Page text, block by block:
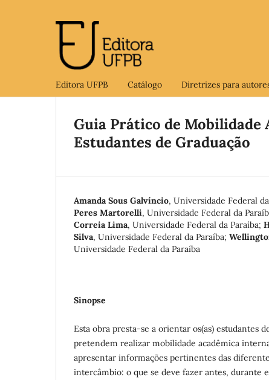
Editora UFPB Catálogo Diretrizes para
Guia Prático de
Estudantes de Graduação
Amanda Sous Galvíncio, Universidade Federal
Peres Martorelli, Universidade Federal da
Correia Lima, Universidade Federal da Paraíba;
Silva, Universidade Federal da Paraíba;
Universidade Federal da Paraíba
Sinopse
Esta obra presta-se a orientar os(as) estudantes
pretendem realizar mobilidade acadêmica
apresentar informações pertinentes das
intercâmbio: o que se deve fazer antes, durante